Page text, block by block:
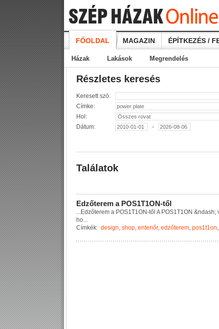
FŐOLDAL MAGAZIN ÉPÍTKEZÉS /
Házak Lakások Megrendelés
Részletes keresés
Keresett szó:
Címke:
Hol:
Dátum:
-
Találatok
Edzőterem a POS1T1ON-től
...Edzőterem a POS1T1ON-tő A POS1T1ON &ndash;
ho...
Címkék: design, shop, enteriőr, edzőterem, pos1t1on